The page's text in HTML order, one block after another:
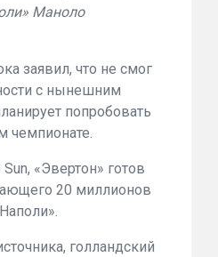
Маноло
заявил, что не смог
с нынешним
попробовать
чемпионате.
«Эвертон» готов
20 миллионов
голландский